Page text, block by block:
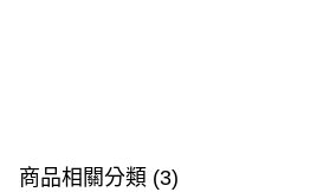
商品相關分類 (3)